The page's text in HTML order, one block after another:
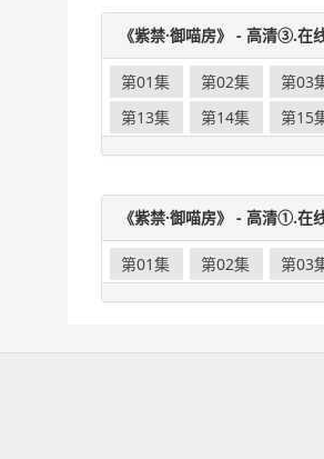
《紫禁·御喵房》 - 高清③.在
第01集 第02集 第03
第13集
第14集 第15
《紫禁·御喵房》 - 高清①.在
第01集 第02集 第03